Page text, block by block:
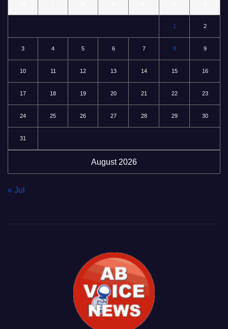
August 2026
1 2
3 4 5 6 7 8 9
10 11 12 13 14 15 16
17 18 19 20 21 22 23
24 25 26 27 28 29 30
31
« Jul